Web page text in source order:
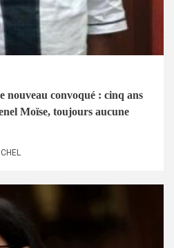
nouveau convoqué : cinq ans
Moïse, toujours aucune